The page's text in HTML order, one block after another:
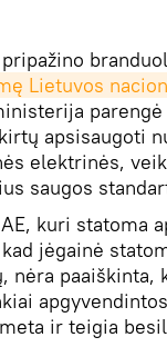
Lietuvos
apsisaugoti
elektrinės,
saugos
kuri statoma
jėgainė
nėra paaiškinta,
ir teigia